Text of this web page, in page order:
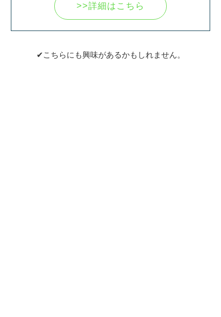
>>詳細はこちら
✔こちらにも興味があるかもしれません。